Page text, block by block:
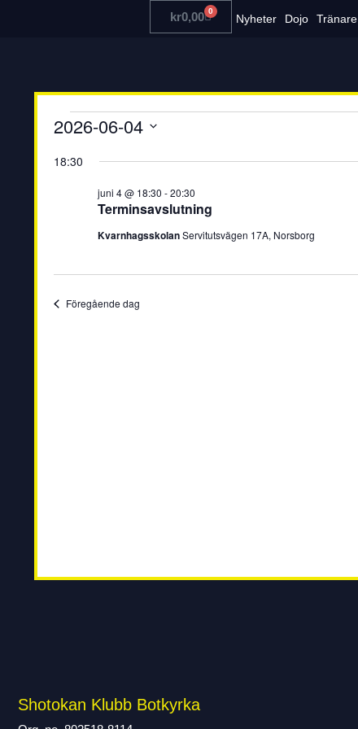
kr0,00 0
Nyheter Dojo Tränare
2026-06-04
datum.
18:30
Terminsavslutning
juni 4 @ 18:30 -20:30
KvarnhagsskolanServitutsvägen 17A, Norsborg
Föregående dag
Shotokan Klubb Botkyrka